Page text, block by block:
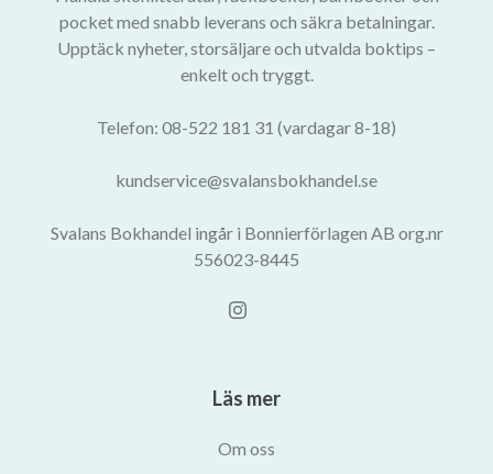
pocket med snabb leverans och säkra betalningar.
Upptäck nyheter, storsäljare och utvalda boktips –
enkelt och tryggt.
Telefon: 08-522 181 31 (vardagar 8-18)
kundservice@svalansbokhandel.se
Svalans Bokhandel ingår i Bonnierförlagen AB org.nr
556023-8445
Läs mer
Om oss